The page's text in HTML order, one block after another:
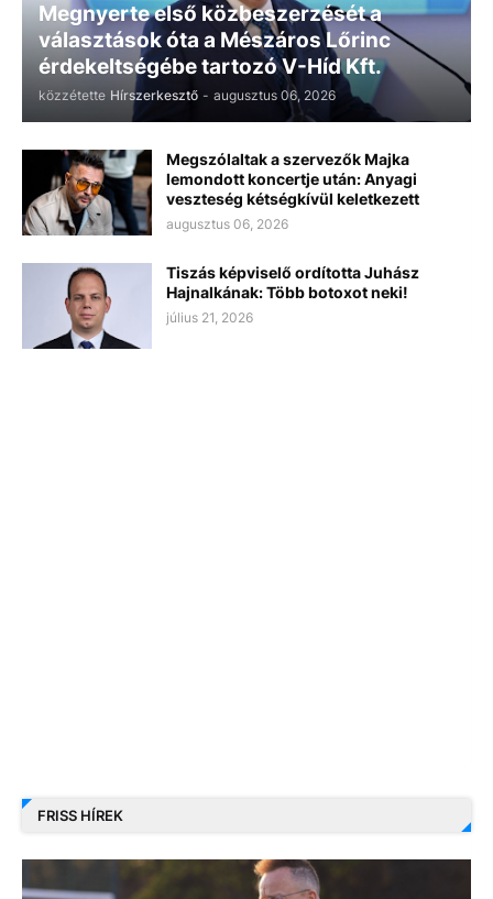
Megnyerte első közbeszerzését a
választások óta a Mészáros Lőrinc
érdekeltségébe tartozó V-Híd Kft.
közzétette Hírszerkesztő - augusztus 06, 2026
Megszólaltak a szervezők Majka
lemondott koncertje után: Anyagi
veszteség kétségkívül keletkezett
augusztus 06, 2026
Tiszás képviselő ordította Juhász
Hajnalkának: Több botoxot neki!
július 21, 2026
FRISS HÍREK